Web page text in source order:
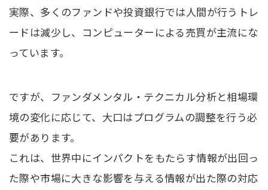
実際、多くのファンドや投資銀行では人間が行うトレ
ードは減少し、コンピューターによる売買が主流にな
っています。
ですが、ファンダメンタル・テクニカル分析と相場環
境の変化に応じて、大口はプログラムの調整を行う必
要があります。
これは、世界中にインパクトをもたらす情報が出回っ
た際や市場に大きな影響を与える情報が出た際の対応